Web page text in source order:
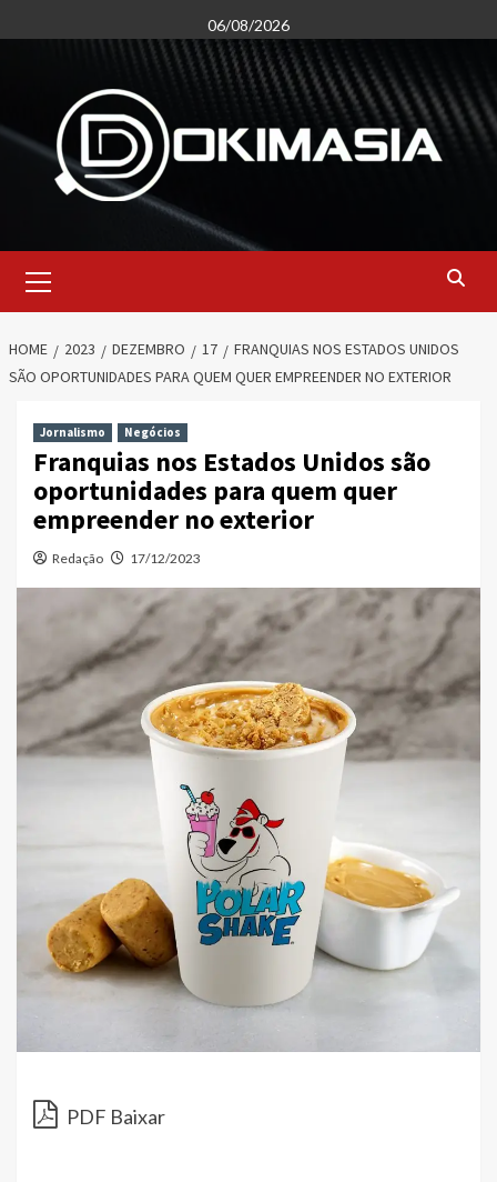
to
06/08/2026
Menu
HOME 2023 DEZEMBRO 17
FRANQUIAS NOS ESTADOS UNIDOS
SÃO OPORTUNIDADES PARA QUEM QUER EMPREENDER NO EXTERIOR
Jornalismo Negócios
Franquias nos Estados Unidos são
oportunidades para quem quer
empreender no exterior
Redação 17/12/2023
PDF Baixar